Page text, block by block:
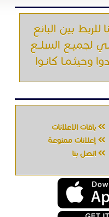
للربط بين البائع
لجميـع السلــع
وحيثـمـا كانـوا
باقات الإعلانات
إعلانات ممنوعة
اتصل بنا